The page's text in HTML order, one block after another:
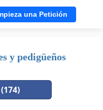
una Petición
y pedigüeños